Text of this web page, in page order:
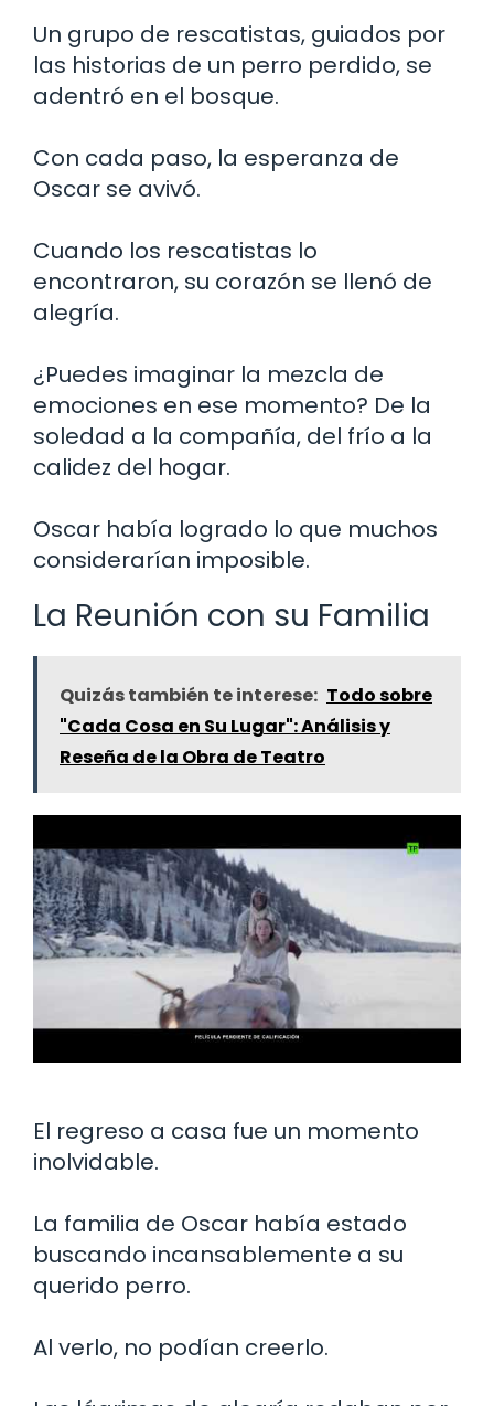
Un grupo de rescatistas, guiados por
las historias de un perro perdido, se
adentró en el bosque.
Con cada paso, la esperanza de
Oscar se avivó.
Cuando los rescatistas lo
encontraron, su corazón se llenó de
alegría.
¿Puedes imaginar la mezcla de
emociones en ese momento? De la
soledad a la compañía, del frío a la
calidez del hogar.
Oscar había logrado lo que muchos
considerarían imposible.
La Reunión con su Familia
Quizás también te interese: Todo sobre
"Cada Cosa en Su Lugar": Análisis y
Reseña de la Obra de Teatro
El regreso a casa fue un momento
inolvidable.
La familia de Oscar había estado
buscando incansablemente a su
querido perro.
Al verlo, no podían creerlo.